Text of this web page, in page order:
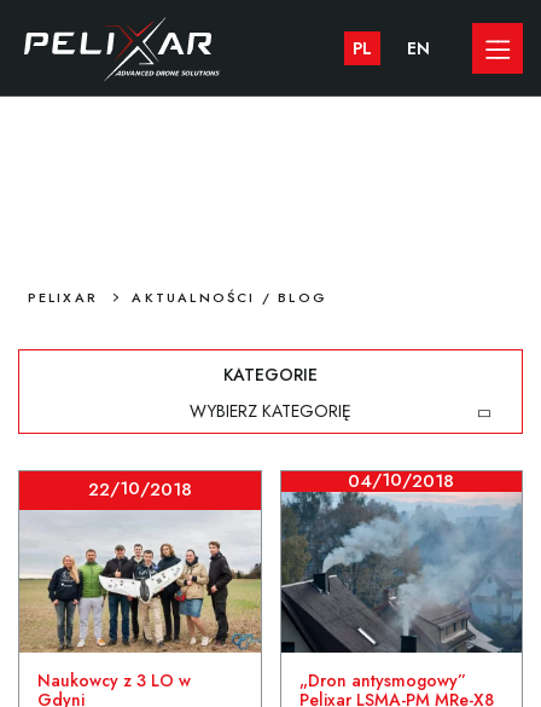
PL EN
PELIXAR > AKTUALNOŚCI / BLOG
KATEGORIE
WYBIERZ KATEGORIĘ
22/10/2018
Naukowcy z 3 LO w
Gdyni
04/10/2018
„Dron antysmogowy”
Pelixar LSMA-PM MRe-X8